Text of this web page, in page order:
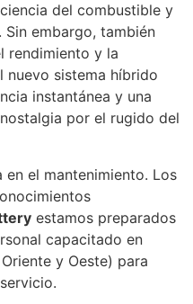
del combustible y
Sin embargo, también
rendimiento y la
nuevo sistema híbrido
instantánea y una
por el rugido del
el mantenimiento. Los
estamos preparados
capacitado en
y Oeste) para